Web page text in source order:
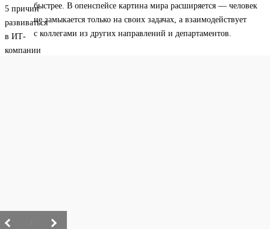
быстрее. В опенспейсе картина мира расширяется — человек
не замыкается только на своих задачах, а взаимодействует
с коллегами из других направлений и департаментов.